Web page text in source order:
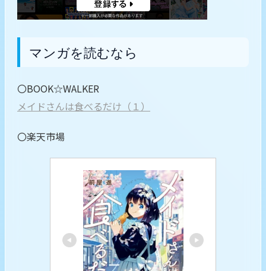
マンガを読むなら
〇BOOK☆WALKER
メイドさんは食べるだけ（１）
〇楽天市場